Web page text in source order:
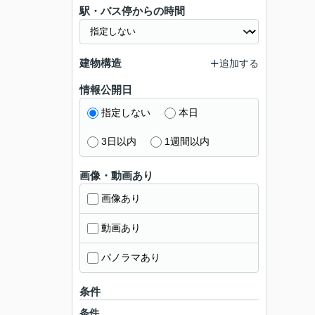
駅・バス停からの時間
建物構造 追加する
情報公開日
指定しない 本日
3日以内 1週間以内
画像・動画あり
画像あり
動画あり
パノラマあり
条件